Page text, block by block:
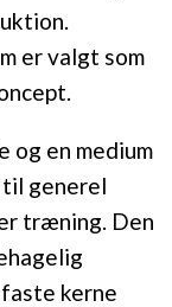
er valgt som
og en medium
generel
træning. Den
kerne